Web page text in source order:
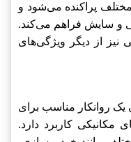
مختلف پراکنده می‌شود و
و سایش فراهم می‌کند.
نیز از دیگر ویژگی‌های
یک روانکار مناسب برای
مکانیکی کاربرد دارد.